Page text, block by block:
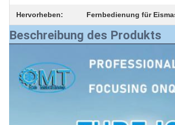
Hervorheben: Fernbedienung für
Beschreibung des Produkts